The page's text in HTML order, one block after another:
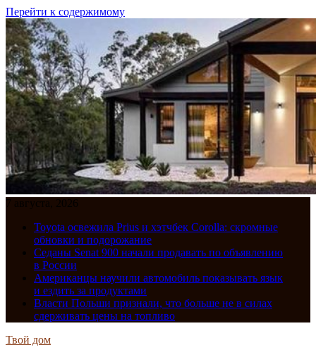
Перейти к содержимому
7 августа, 2026
Toyota освежила Prius и хэтчбек Corolla: скромные
обновки и подорожание
Седаны Senat 900 начали продавать по объявлению
в России
Американцы научили автомобиль показывать язык
и ездить за продуктами
Власти Польши признали, что больше не в силах
сдерживать цены на топливо
Твой дом